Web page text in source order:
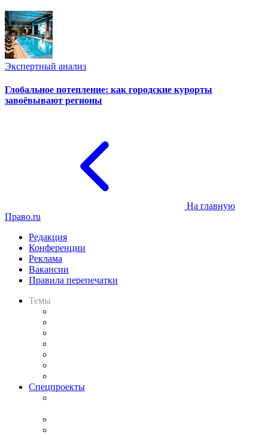
Экспертный анализ
Глобальное потепление: как городские курорты
завоёвывают регионы
На главную
Право.ru
Редакция
Конференции
Реклама
Вакансии
Правила перепечатки
Темы
Спецпроекты